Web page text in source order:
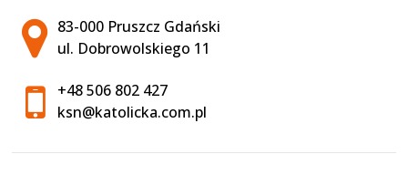
Adres pocztowy:
83-000 Pruszcz Gdański
ul. Dobrowolskiego 11
+48 506 802 427
ksn@katolicka.com.pl